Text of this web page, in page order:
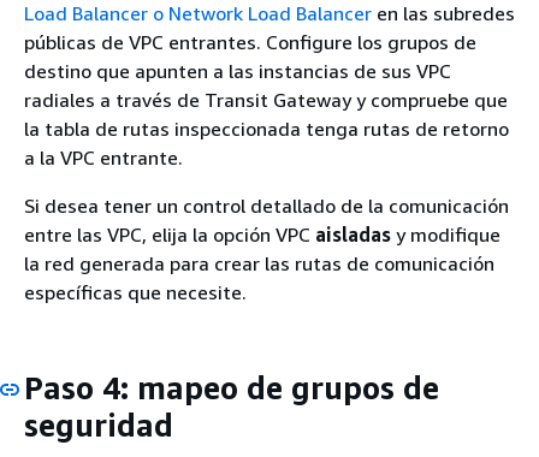
Load Balancer o Network Load Balancer en las subredes
públicas de VPC entrantes. Configure los grupos de
destino que apunten a las instancias de sus VPC
radiales a través de Transit Gateway y compruebe que
la tabla de rutas inspeccionada tenga rutas de retorno
a la VPC entrante.
Si desea tener un control detallado de la comunicación
entre las VPC, elija la opción VPC aisladas y modifique
la red generada para crear las rutas de comunicación
específicas que necesite.
Paso 4: mapeo de grupos de
seguridad